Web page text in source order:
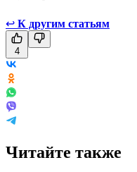
↩ К другим статьям
4
Читайте также